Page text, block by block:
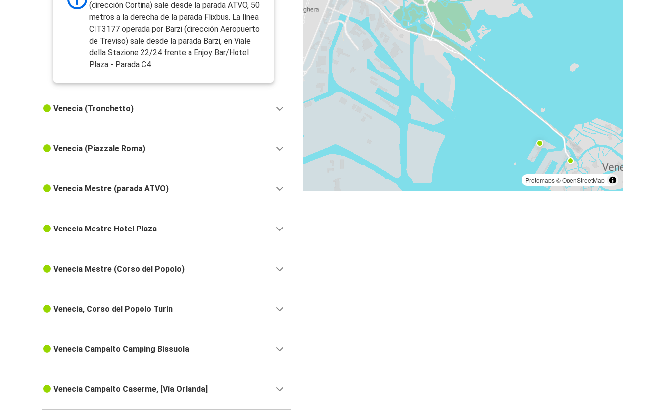
Protomaps©OpenStreetMap
(dirección Cortina) sale desde la parada ATVO, 50
metros a la derecha de la parada Flixbus. La línea
CIT3177 operada por Barzi (dirección Aeropuerto
de Treviso) sale desde la parada Barzi, en Viale
della Stazione 22/24 frente a Enjoy Bar/Hotel
Plaza - Parada C4
Venecia (Tronchetto)
Venecia (Piazzale Roma)
Venecia Mestre (parada ATVO)
Venecia Mestre Hotel Plaza
Venecia Mestre (Corso del Popolo)
Venecia, Corso del Popolo Turín
Venecia Campalto Camping Bissuola
Venecia Campalto Caserme, [Vía Orlanda]